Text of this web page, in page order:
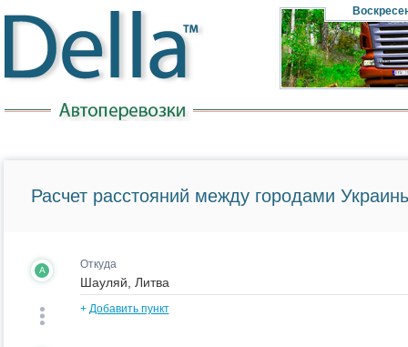
Расчет расстояний между городами
A Откуда
+ Добавить пункт